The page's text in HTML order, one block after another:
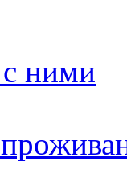
ними